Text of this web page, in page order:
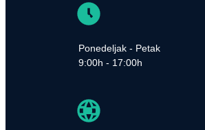
Ponedeljak - Petak
9:00h - 17:00h